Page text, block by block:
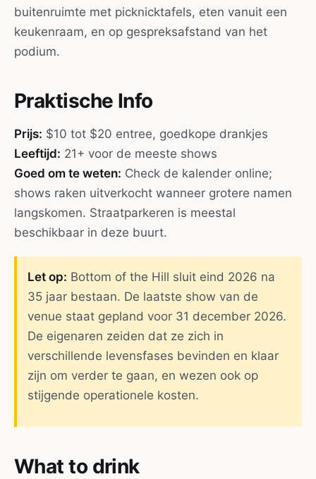
buitenruimte met picknicktafels, eten vanuit een
keukenraam, en op gespreksafstand van het
podium.
Praktische Info
Prijs: $10 tot $20 entree, goedkope drankjes
Leeftijd: 21+ voor de meeste shows
Goed om te weten: Check de kalender online;
shows raken uitverkocht wanneer grotere namen
langskomen. Straatparkeren is meestal
beschikbaar in deze buurt.
Let op: Bottom of the Hill sluit eind 2026 na
35 jaar bestaan. De laatste show van de
venue staat gepland voor 31 december 2026.
De eigenaren zeiden dat ze zich in
verschillende levensfases bevinden en klaar
zijn om verder te gaan, en wezen ook op
stijgende operationele kosten.
What to drink